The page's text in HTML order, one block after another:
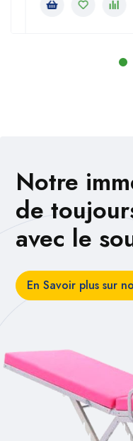
Notre
de
avec le
En Savoir plus sur